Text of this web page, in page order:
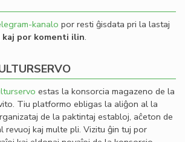
kanalo por resti ĝisdata pri la lastaj
kaj por komenti ilin.
estas la konsorcia magazeno de la
Tiu platformo ebligas la aliĝon al la
de la paktintaj establoj, aĉeton de
revuoj kaj multe pli. Vizitu ĝin tuj por